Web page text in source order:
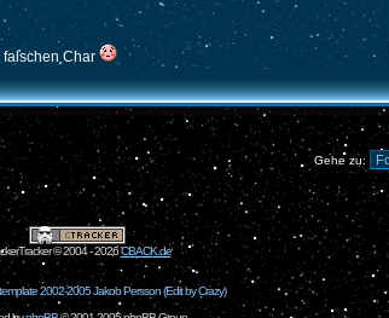
Char
Gehe zu:
© 2004 - 2026CBACK.de
template 2002-2005 Jakob Persson (Edit by Crazy)